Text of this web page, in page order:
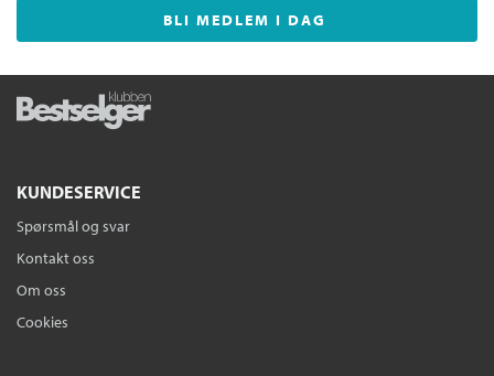
BLI MEDLEM I DAG
KUNDESERVICE
Spørsmål og svar
Kontakt oss
Om oss
Cookies